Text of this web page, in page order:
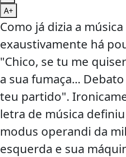
A+
Como já dizia a
exaustivamente há
"Chico, se tu me
a sua fumaça...
teu partido".
letra de música
modus operandi da
esquerda e sua